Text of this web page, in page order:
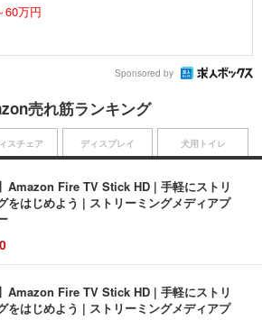
60万円
Sponsored by
売れ筋ランキング
】Amazon Fire TV Stick HD | 手軽にストリ
をはじめよう | ストリーミングメディアプ
】Amazon Fire TV Stick HD | 手軽にストリ
をはじめよう | ストリーミングメディアプ
スチェア ディスプレイ 犬用トイレ